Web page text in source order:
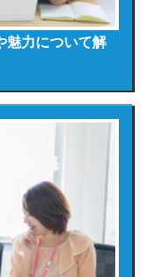
魅力について解